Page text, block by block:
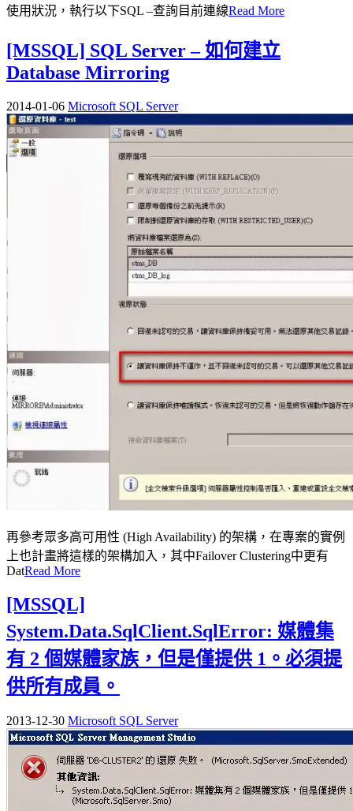
使用狀況，執行以下SQL –查詢目前連線Read More
[MSSQL] SQL Server – 如何建立
Database Mirroring
2014-01-06 Microsoft SQL Server
再參考眾多高可用性 (High Availability) 的架構，在專案的實例
上也計畫將這樣的架構加入，其中Failover Clustering中更有
DatRead More
[MSSQL]
System.Data.SqlClient.SqlError: 媒體集
有 2 個媒體家族，但是僅提供 1。必須提
供所有成員。
2013-12-30 Microsoft SQL Server